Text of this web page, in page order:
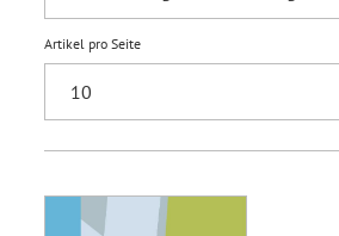
Artikel pro Seite